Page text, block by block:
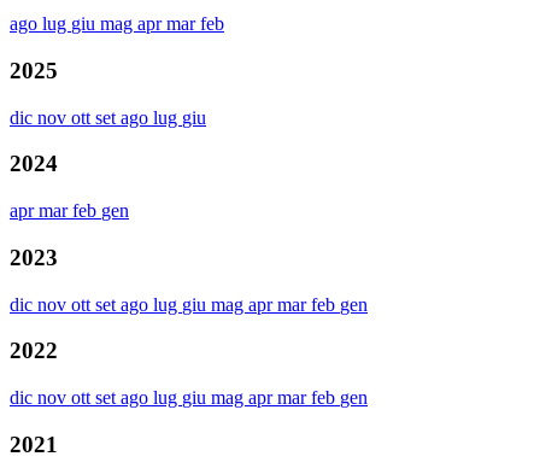
ago lug giu mag aprmarfeb
2025
dic nov ott set ago lug giu
2024
aprmarfeb gen
2023
dic nov ott set ago lug giu mag aprmarfeb gen
2022
dic nov ott set ago lug giu mag aprmarfeb gen
2021